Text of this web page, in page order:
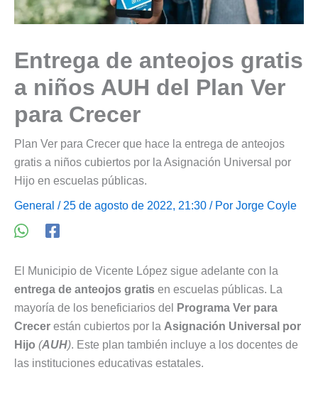
Entrega de anteojos gratis
a niños AUH del Plan Ver
para Crecer
Plan Ver para Crecer que hace la entrega de anteojos
gratis a niños cubiertos por la Asignación Universal por
Hijo en escuelas públicas.
General / 25 de agosto de 2022, 21:30 / Por Jorge Coyle
El Municipio de Vicente López sigue adelante con la
entrega de anteojos gratis en escuelas públicas. La
mayoría de los beneficiarios del
Programa Ver para
Crecer están cubiertos por la Asignación Universal por
Hijo (AUH). Este plan también incluye a los docentes de
las instituciones educativas estatales.